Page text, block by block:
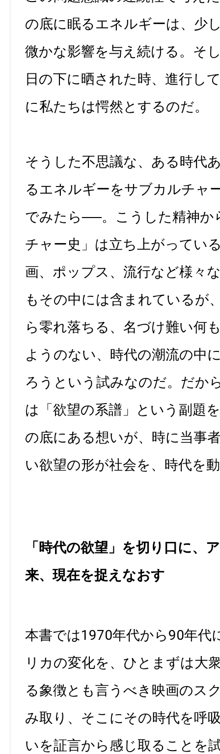
の底に眠るエネルギーは、少
微かな影響を与え続ける。そ
日の下に晒された時、進行し
に私たちは愕然とするのだ。
そうした不思議な、ある時代
るエネルギーをサブカルチャ
でみたら──。こうした精神か
チャー史」は立ち上がってい
画、ポップス、流行など様々
もその中には含まれているが
ら零れ落ちる、名づけ難い何
ようのない、時代の潮流の中
ろうという試みなのだ。だか
は「欲望の系譜」という副題
の底にある想いが、時に当事
い欲望の形が社会を、時代を
「時代の欲望」を切り口に、
来、現在を捉えなおす
本書では1970年代から90年代
リカの変化を、ひとまずは大
る象徴とも言うべき映画のス
み取り、そこにその時代を呼
いを証言から感じ取ることを